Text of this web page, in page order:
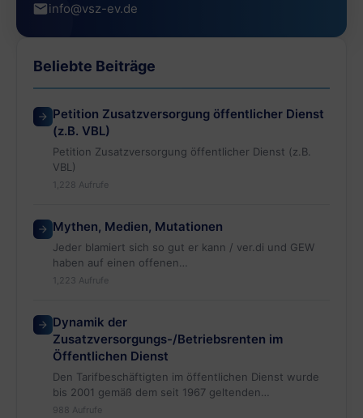
info@vsz-ev.de
Beliebte Beiträge
Petition Zusatzversorgung öffentlicher Dienst
(z.B. VBL)
Petition Zusatzversorgung öffentlicher Dienst (z.B.
VBL)
1,228 Aufrufe
Mythen, Medien, Mutationen
Jeder blamiert sich so gut er kann / ver.di und GEW
haben auf einen offenen…
1,223 Aufrufe
Dynamik der
Zusatzversorgungs-/Betriebsrenten im
Öffentlichen Dienst
Den Tarifbeschäftigten im öffentlichen Dienst wurde
bis 2001 gemäß dem seit 1967 geltenden
Altersversorgungstarifvertrag versprochen,…
988 Aufrufe